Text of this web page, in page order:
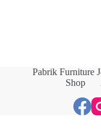
Pabrik Furniture
Shop